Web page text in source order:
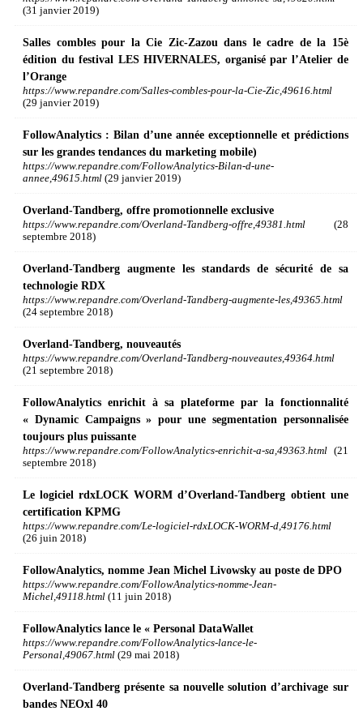
(31 janvier 2019)
Salles combles pour la Cie Zic-Zazou dans le cadre de la 15è
édition du festival LES HIVERNALES, organisé par l’Atelier de
l’Orange
https://www.repandre.com/Salles-combles-pour-la-Cie-Zic,49616.html
(29 janvier 2019)
FollowAnalytics : Bilan d’une année exceptionnelle et prédictions
sur les grandes tendances du marketing mobile)
https://www.repandre.com/FollowAnalytics-Bilan-d-une-
annee,49615.html (29 janvier 2019)
Overland-Tandberg, offre promotionnelle exclusive
https://www.repandre.com/Overland-Tandberg-offre,49381.html (28
septembre 2018)
Overland-Tandberg augmente les standards de sécurité de sa
technologie RDX
https://www.repandre.com/Overland-Tandberg-augmente-les,49365.html
(24 septembre 2018)
Overland-Tandberg, nouveautés
https://www.repandre.com/Overland-Tandberg-nouveautes,49364.html
(21 septembre 2018)
FollowAnalytics enrichit à sa plateforme par la fonctionnalité
« Dynamic Campaigns » pour une segmentation personnalisée
toujours plus puissante
https://www.repandre.com/FollowAnalytics-enrichit-a-sa,49363.html (21
septembre 2018)
Le logiciel rdxLOCK WORM d’Overland-Tandberg obtient une
certification KPMG
https://www.repandre.com/Le-logiciel-rdxLOCK-WORM-d,49176.html
(26 juin 2018)
FollowAnalytics, nomme Jean Michel Livowsky au poste de DPO
https://www.repandre.com/FollowAnalytics-nomme-Jean-
Michel,49118.html (11 juin 2018)
FollowAnalytics lance le « Personal DataWallet
https://www.repandre.com/FollowAnalytics-lance-le-
Personal,49067.html (29 mai 2018)
Overland-Tandberg présente sa nouvelle solution d’archivage sur
bandes NEOxl 40